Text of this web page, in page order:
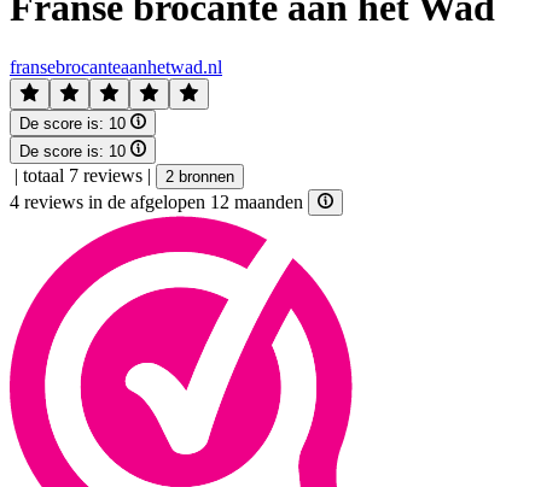
fransebrocanteaanhetwad.nl
De score is: 10
De score is: 10
| totaal 7 reviews | 2 bronnen
4 reviews in de afgelopen 12 maanden